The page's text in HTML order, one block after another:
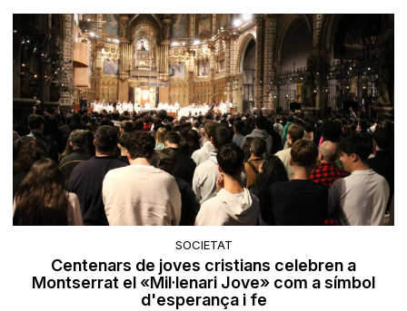
SOCIETAT
Centenars de joves cristians celebren a
Montserrat el «Mil·lenari Jove» com a símbol
d'esperança i fe